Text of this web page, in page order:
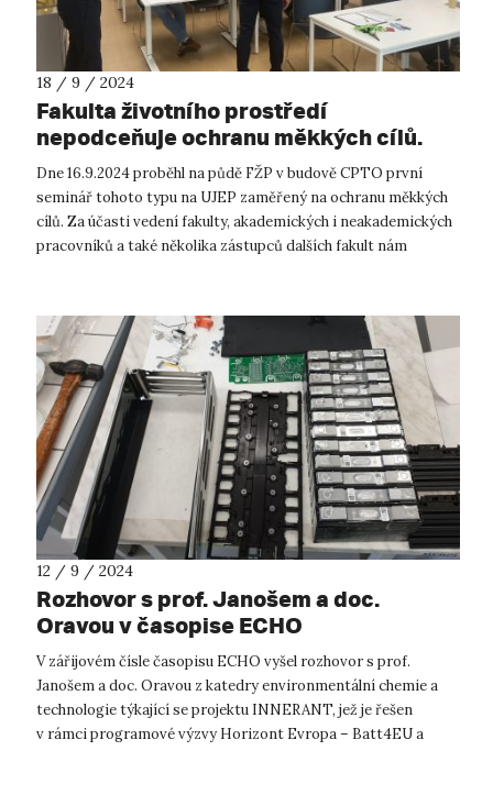
18 / 9 / 2024
Fakulta životního prostředí
nepodceňuje ochranu měkkých cílů.
Dne 16.9.2024 proběhl na půdě FŽP v budově CPTO první
seminář tohoto typu na UJEP zaměřený na ochranu měkkých
cílů. Za účasti vedení fakulty, akademických i neakademických
pracovníků a také několika zástupců dalších fakult nám
12 / 9 / 2024
Rozhovor s prof. Janošem a doc.
Oravou v časopise ECHO
V zářijovém čísle časopisu ECHO vyšel rozhovor s prof.
Janošem a doc. Oravou z katedry environmentální chemie a
technologie týkající se projektu INNERANT, jež je řešen
v rámci programové výzvy Horizont Evropa – Batt4EU a